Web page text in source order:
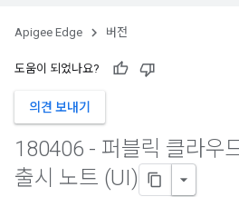
Apigee Edge 버전
도움이 되었나요?
의견 보내기
180406 - 퍼블릭 클라우
출시 노트 (UI)